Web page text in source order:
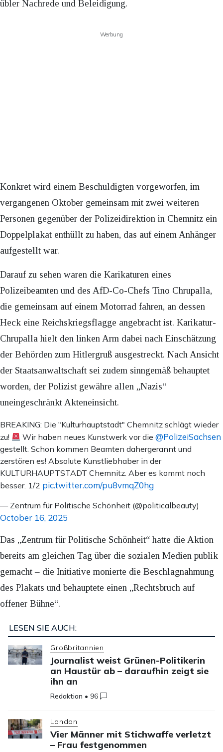
übler Nachrede und Beleidigung.
Werbung
Konkret wird einem Beschuldigten vorgeworfen, im
vergangenen Oktober gemeinsam mit zwei weiteren
Personen gegenüber der Polizeidirektion in Chemnitz ein
Doppelplakat enthüllt zu haben, das auf einem Anhänger
aufgestellt war.
Darauf zu sehen waren die Karikaturen eines
Polizeibeamten und des AfD-Co-Chefs Tino Chrupalla,
die gemeinsam auf einem Motorrad fahren, an dessen
Heck eine Reichskriegsflagge angebracht ist. Karikatur-
Chrupalla hielt den linken Arm dabei nach Einschätzung
der Behörden zum Hitlergruß ausgestreckt. Nach Ansicht
der Staatsanwaltschaft sei zudem sinngemäß behauptet
worden, der Polizist gewähre allen „Nazis“
uneingeschränkt Akteneinsicht.
BREAKING: Die "Kulturhauptstadt" Chemnitz schlägt wieder
zu!
Wir haben neues Kunstwerk vor die@PolizeiSachsen
gestellt. Schon kommen Beamten dahergerannt und
zerstören es! Absolute Kunstliebhaber in der
KULTURHAUPTSTADT Chemnitz. Aber es kommt noch
besser. 1/2 pic.twitter.com/pu8vmqZ0hg
— Zentrum für Politische Schönheit (@politicalbeauty)
October 16, 2025
Das „Zentrum für Politische Schönheit“ hatte die Aktion
bereits am gleichen Tag über die sozialen Medien publik
gemacht – die Initiative monierte die Beschlagnahmung
des Plakats und behauptete einen „Rechtsbruch auf
offener Bühne“.
LESEN SIE AUCH:
Großbritannien
Journalist weist Grünen-Politikerin
an Haustür ab – daraufhin zeigt sie
ihn an
Redaktion • 96
London
Vier Männer mit Stichwaffe verletzt
– Frau festgenommen